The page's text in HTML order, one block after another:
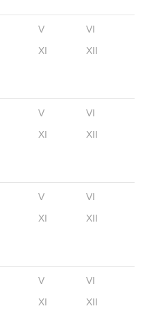
V
VI
XI XII
V
VI
XI XII
V
VI
XI XII
V
VI
XI XII